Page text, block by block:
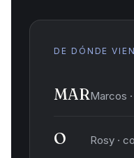
DE DÓNDE
MARMarcos
O Rosy ·